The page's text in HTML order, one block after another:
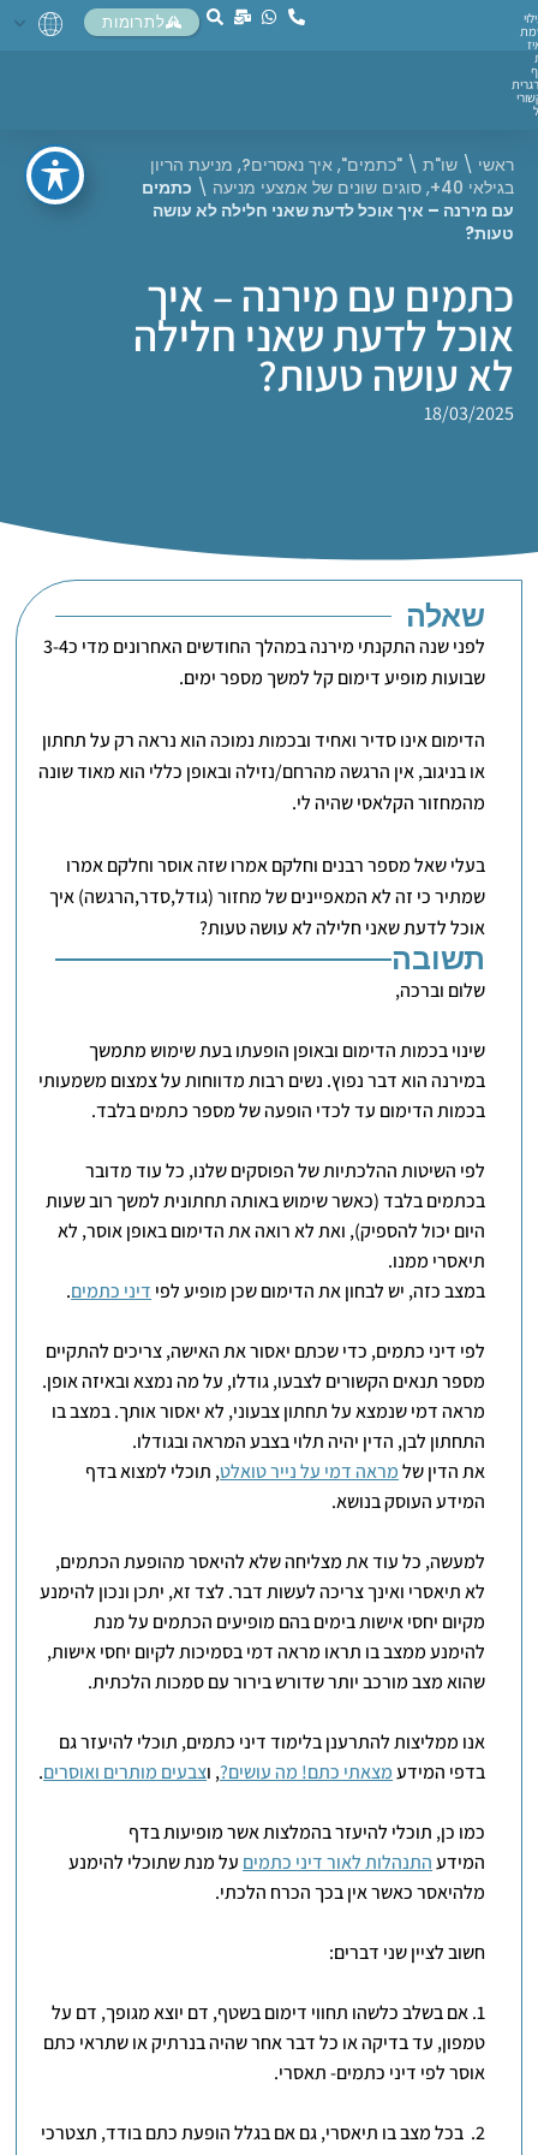
לתרומות
ראשי \ שו"ת \ "כתמים", איך נאסרים?, מניעת הריון
בגילאי 40+
, סוגים שונים של אמצעי מניעה \ כתמים
עם מירנה – איך אוכל לדעת שאני חלילה לא עושה
טעות?
כתמים עם מירנה – איך
אוכל לדעת שאני חלילה
לא עושה טעות?
18/03/2025
שאלה
לפני שנה התקנתי מירנה במהלך החודשים האחרונים מדי כ3-4
שבועות מופיע דימום קל למשך מספר ימים.
הדימום אינו סדיר ואחיד ובכמות נמוכה הוא נראה רק על תחתון
או בניגוב, אין הרגשה מהרחם/נזילה ובאופן כללי הוא מאוד שונה
מהמחזור הקלאסי שהיה לי.
בעלי שאל מספר רבנים וחלקם אמרו שזה אוסר וחלקם אמרו
שמתיר כי זה לא המאפיינים של מחזור (גודל,סדר,הרגשה) איך
אוכל לדעת שאני חלילה לא עושה טעות?
תשובה
שלום וברכה,
שינוי בכמות הדימום ובאופן הופעתו בעת שימוש מתמשך
במירנה הוא דבר נפוץ. נשים רבות מדווחות על צמצום משמעותי
בכמות הדימום עד לכדי הופעה של מספר כתמים בלבד.
לפי השיטות ההלכתיות של הפוסקים שלנו, כל עוד מדובר
בכתמים בלבד (כאשר שימוש באותה תחתונית למשך רוב שעות
היום יכול להספיק), ואת לא רואה את הדימום באופן אוסר, לא
תיאסרי ממנו.
במצב כזה, יש לבחון את הדימום שכן מופיע לפי דיני כתמים.
לפי דיני כתמים, כדי שכתם יאסור את האישה, צריכים להתקיים
מספר תנאים הקשורים לצבעו, גודלו, על מה נמצא ובאיזה אופן.
מראה דמי שנמצא על תחתון צבעוני, לא יאסור אותך. במצב בו
התחתון לבן, הדין יהיה תלוי בצבע המראה ובגודלו.
את הדין שלמראה דמי על נייר טואלט, תוכלי למצוא בדף
המידע העוסק בנושא.
למעשה, כל עוד את מצליחה שלא להיאסר מהופעת הכתמים,
לא תיאסרי ואינך צריכה לעשות דבר. לצד זא, יתכן ונכון להימנע
מקיום יחסי אישות בימים בהם מופיעים הכתמים על מנת
להימנע ממצב בו תראו מראה דמי בסמיכות לקיום יחסי אישות,
שהוא מצב מורכב יותר שדורש בירור עם סמכות הלכתית.
אנו ממליצות להתרענן בלימוד דיני כתמים, תוכלי להיעזר גם
בדפי המידעמצאתי כתם! מה עושים?, וצבעים מותרים ואוסרים.
כמו כן, תוכלי להיעזר בהמלצות אשר מופיעות בדף
המידעהתנהלות לאור דיני כתמים על מנת שתוכלי להימנע
מלהיאסר כאשר אין בכך הכרח הלכתי.
חשוב לציין שני דברים:
1. אם בשלב כלשהו תחווי דימום בשטף, דם יוצא מגופך, דם על
טמפון, עד בדיקה או כל דבר אחר שהיה בנרתיק או שתראי כתם
אוסר לפי דיני כתמים- תאסרי.
2. בכל מצב בו תיאסרי, גם אם בגלל הופעת כתם בודד, תצטרכי